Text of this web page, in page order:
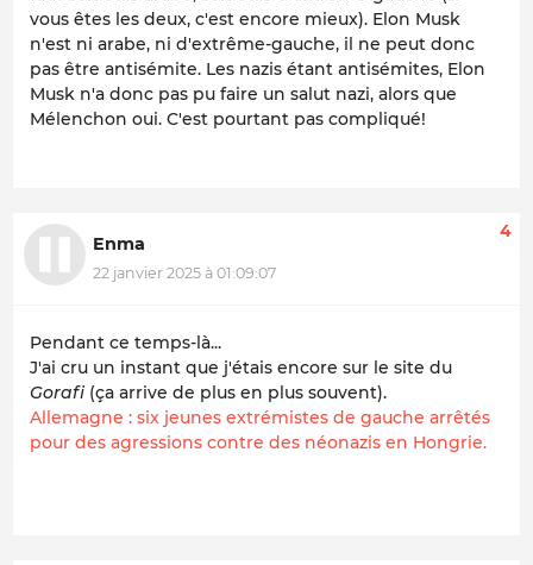
vous êtes les deux, c'est encore mieux). Elon Musk
n'est ni arabe, ni d'extrême-gauche, il ne peut donc
pas être antisémite. Les nazis étant antisémites, Elon
Musk n'a donc pas pu faire un salut nazi, alors que
Mélenchon oui. C'est pourtant pas compliqué!
Enma
22 janvier 2025 à 01:09:07
4
Pendant ce temps-là...
J'ai cru un instant que j'étais encore sur le site du
Gorafi (ça arrive de plus en plus souvent).
Allemagne : six jeunes extrémistes de gauche arrêtés
pour des agressions contre des néonazis en Hongrie.